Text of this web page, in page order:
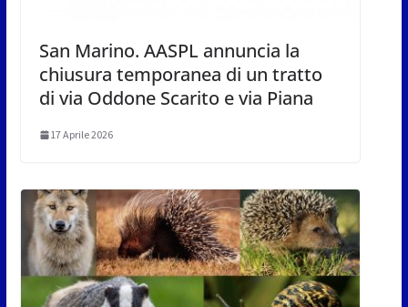
San Marino. AASPL annuncia la
chiusura temporanea di un tratto
di via Oddone Scarito e via Piana
17 Aprile 2026